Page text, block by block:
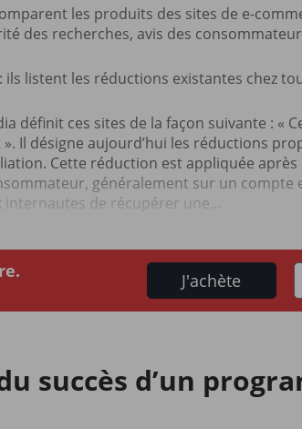
les produits des sites de e-
des recherches, avis des
: ils listent les réductions existantes chez
définit ces sites de la façon suivante : «
Il désigne aujourd’hui les réductions
Cette réduction est appliquée après
généralement sur un compte
de récupérer une...
J'achète
succès d’un